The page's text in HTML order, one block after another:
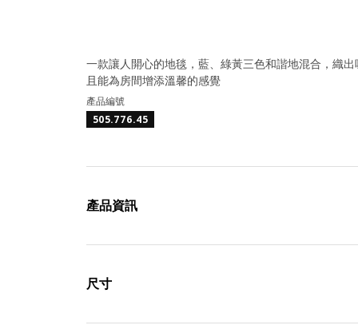
一款讓人開心的地毯，藍、綠黃三色和諧地混合，織
且能為房間增添溫馨的感覺
產品編號
505.776.45
產品資訊
尺寸